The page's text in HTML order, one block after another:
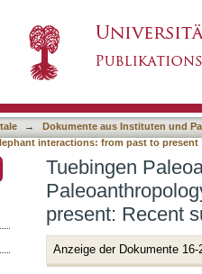
→
Dokumente aus Instituten und
interactions: from past to present
Tuebingen
present: Recent
Anzeige der Dokumente 16-